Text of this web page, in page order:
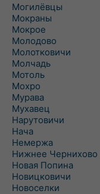
Могилёвцы
Мокраны
Мокрое
Молодово
Молотковичи
Молчадь
Мотоль
Мохро
Мурава
Мухавец
Нарутовичи
Нача
Немержа
Нижнее Чернихово
Новая Попина
Новицковичи
Новоселки